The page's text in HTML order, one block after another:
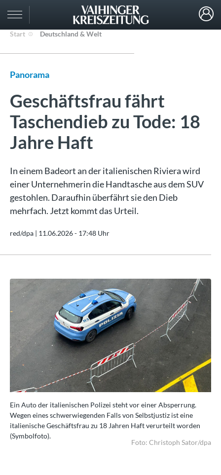
Start Deutschland & Welt
Panorama
Geschäftsfrau fährt
Taschendieb zu Tode: 18
Jahre Haft
In einem Badeort an der italienischen Riviera wird
einer Unternehmerin die Handtasche aus dem SUV
gestohlen. Daraufhin überfährt sie den Dieb
mehrfach. Jetzt kommt das Urteil.
red/dpa | 11.06.2026 - 17:48 Uhr
Ein Auto der italienischen Polizei steht vor einer Absperrung.
Wegen eines schwerwiegenden Falls von Selbstjustiz ist eine
italienische Geschäftsfrau zu 18 Jahren Haft verurteilt worden
(Symbolfoto).
Foto: Christoph Sator/dpa